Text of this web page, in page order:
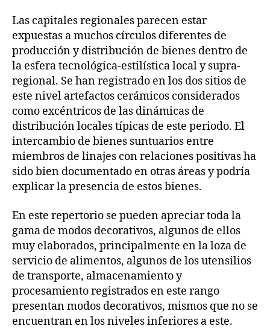
Las capitales regionales parecen estar
expuestas a muchos círculos diferentes de
producción y distribución de bienes dentro de
la esfera tecnológica-estilística local y supra-
regional. Se han registrado en los dos sitios de
este nivel artefactos cerámicos considerados
como excéntricos de las dinámicas de
distribución locales típicas de este periodo. El
intercambio de bienes suntuarios entre
miembros de linajes con relaciones positivas ha
sido bien documentado en otras áreas y podría
explicar la presencia de estos bienes.
En este repertorio se pueden apreciar toda la
gama de modos decorativos, algunos de ellos
muy elaborados, principalmente en la loza de
servicio de alimentos, algunos de los utensilios
de transporte, almacenamiento y
procesamiento registrados en este rango
presentan modos decorativos, mismos que no se
encuentran en los niveles inferiores a este.